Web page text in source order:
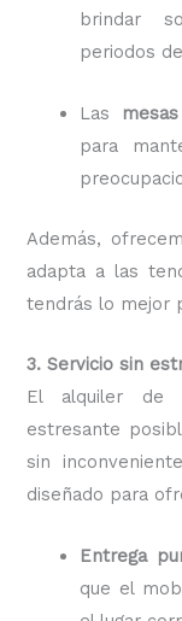
brindar
periodos
Las mesas
para
Además,
adapta a las
tendrás lo mejor
3. Servicio sin
El alquiler de
estresante
sin
diseñado para
Entrega
que el